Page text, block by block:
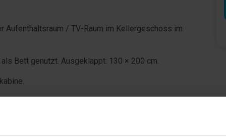
Aufenthaltsraum / TV-Raum im Kellergeschoss im
Bett genutzt. Ausgeklappt: 130 × 200 cm.
enthalten. Gepäckbank vorhanden.